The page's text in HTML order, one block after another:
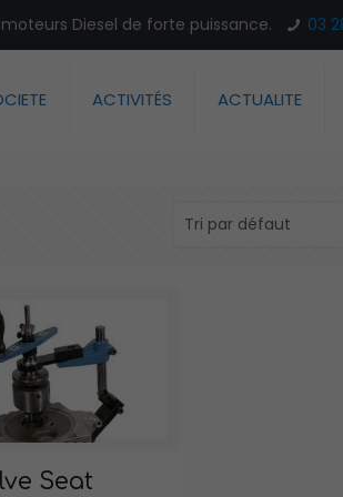
Diesel de forte puissance. 03
ACTIVITÉS ACTUALITE
Seat